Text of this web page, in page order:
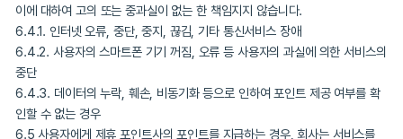
6. 포인트의 제공
6.1. 회사는 사용자가 광고 시청/참여 등 정해진 조건을 성취하는 경
에게 포인트를 제공합니다.
6.2. 사용자에게 제공되는 포인트는 광고 시청/참여 후 사용자의 선
달라질 수 있습니다. 다만, 필요한 경우 시청/참여 전에 선택하도록
니다.